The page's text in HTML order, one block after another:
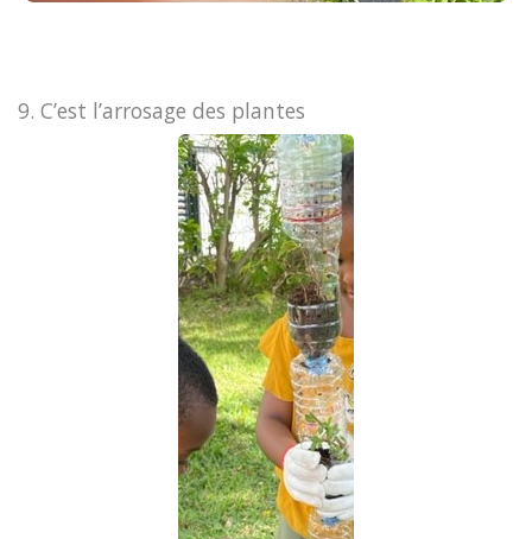
9. C’est l’arrosage des plantes